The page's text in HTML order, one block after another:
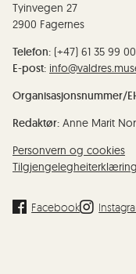
Tyinvegen 27
2900 Fagernes
Telefon: (+47) 61 35 99 00
E-post:
Organisasjonsnummer/
Redaktør: Anne Marit
Personvern og cookies
Tilgjengelegheiterklæring
Facebook